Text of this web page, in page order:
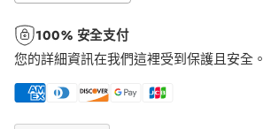
100% 安全支付
您的詳細資訊在我們這裡受到保護且安全。